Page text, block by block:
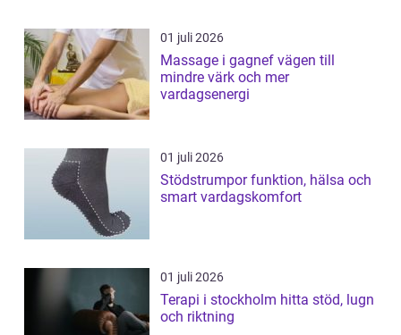
01 juli 2026
Massage i gagnef vägen till
mindre värk och mer
vardagsenergi
01 juli 2026
Stödstrumpor funktion, hälsa och
smart vardagskomfort
01 juli 2026
Terapi i stockholm hitta stöd, lugn
och riktning